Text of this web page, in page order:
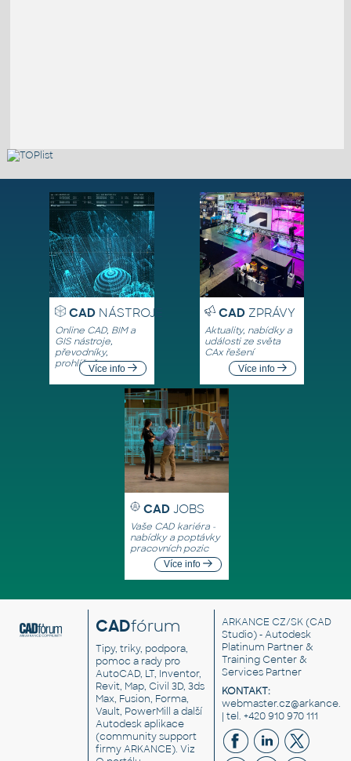
CADNÁSTROJE
Online CAD, BIM a
GIS nástroje,
převodníky,
prohlížečeVíce info
CADZPRÁVY
Aktuality, nabídky a
události ze světa
CAx řešení
Více info
CAD JOBS
Vaše CAD kariéra -
nabídky a poptávky
pracovních pozic
Více info
CADfórum
Tipy, triky, podpora,
pomoc a rady pro
AutoCAD, LT, Inventor,
Revit, Map, Civil 3D, 3ds
Max, Fusion, Forma,
Vault, PowerMill a další
Autodesk aplikace
(community support
firmy ARKANCE). Viz
ARKANCE CZ/SK(CAD
Studio) - Autodesk
Platinum Partner &
Training Center &
Services Partner
KONTAKT:
| tel. +420 910 970 111